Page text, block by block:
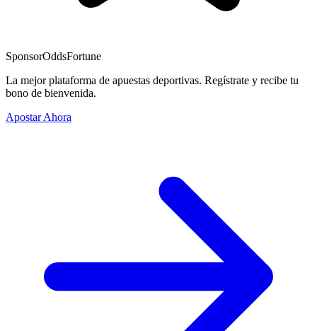
SponsorOddsFortune
La mejor plataforma de apuestas deportivas. Regístrate y recibe tu
bono de bienvenida.
Apostar Ahora